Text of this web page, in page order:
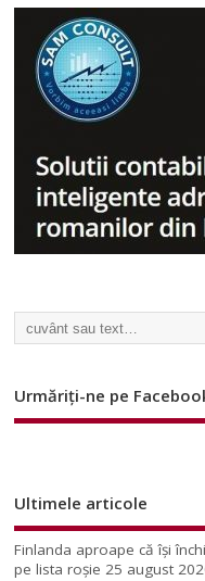
Urmăriți-ne pe
Ultimele articole
Finlanda aproape că își
pe lista roșie 25 august